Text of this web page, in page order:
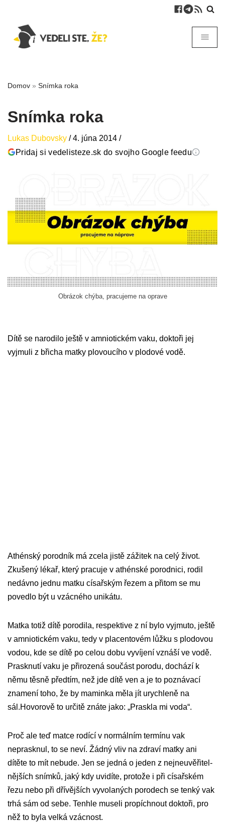
Domov » Snímka roka
Snímka roka
Lukas Dubovsky /4. júna 2014 /
Pridaj si vedelisteze.sk do svojho Google feedu
Obrázok chýba, pracujeme na oprave
Dítě se narodilo ještě v amniotickém vaku, doktoři jej
vyjmuli z břicha matky plovoucího v plodové vodě.
Athénský porodník má zcela jistě zážitek na celý život.
Zkušený lékař, který pracuje v athénské porodnici, rodil
nedávno jednu matku císařským řezem a přitom se mu
povedlo být u vzácného unikátu.
Matka totiž dítě porodila, respektive z ní bylo vyjmuto, ještě
v amniotickém vaku, tedy v placentovém lůžku s plodovou
vodou, kde se dítě po celou dobu vyvíjení vznáší ve vodě.
Prasknutí vaku je přirozená součást porodu, dochází k
němu těsně předtím, než jde dítě ven a je to poznávací
znamení toho, že by maminka měla jít urychleně na
sál.Hovorově to určitě znáte jako: „Praskla mi voda“.
Proč ale teď matce rodící v normálním termínu vak
neprasknul, to se neví. Žádný vliv na zdraví matky ani
dítěte to mít nebude. Jen se jedná o jeden z nejneuvěřitel­
nějších snímků, jaký kdy uvidíte, protože i při císařském
řezu nebo při dřívějších vyvolaných porodech se tenký vak
trhá sám od sebe. Tenhle museli propíchnout doktoři, pro
něž to byla velká vzácnost.